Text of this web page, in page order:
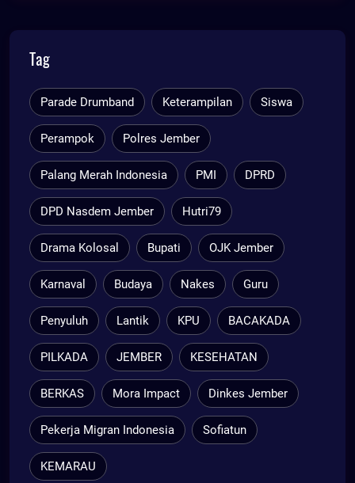
Tag
Parade Drumband Keterampilan Siswa
Perampok Polres Jember
Palang Merah Indonesia PMI DPRD
DPD Nasdem Jember Hutri79
Drama Kolosal Bupati OJK Jember
Karnaval Budaya Nakes Guru
Penyuluh Lantik KPU BACAKADA
PILKADA JEMBER KESEHATAN
BERKAS Mora Impact Dinkes Jember
Pekerja Migran Indonesia Sofiatun
KEMARAU